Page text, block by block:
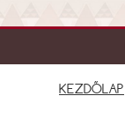
KEZDŐLAP